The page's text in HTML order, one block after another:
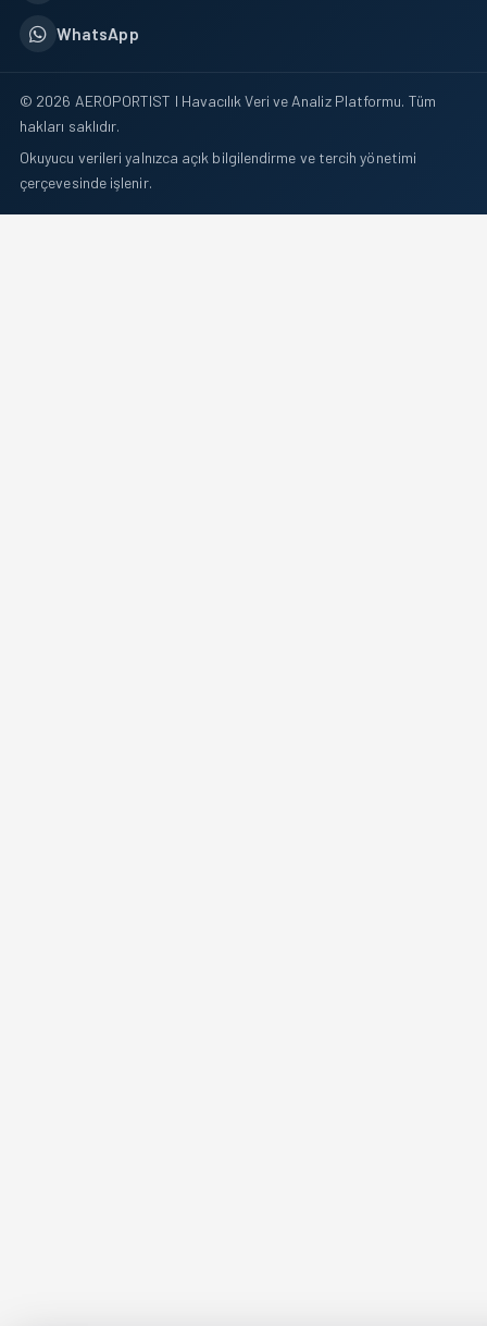
WhatsApp
© 2026 AEROPORTIST I Havacılık Veri ve Analiz Platformu. Tüm
hakları saklıdır.
Okuyucu verileri yalnızca açık bilgilendirme ve tercih yönetimi
çerçevesinde işlenir.